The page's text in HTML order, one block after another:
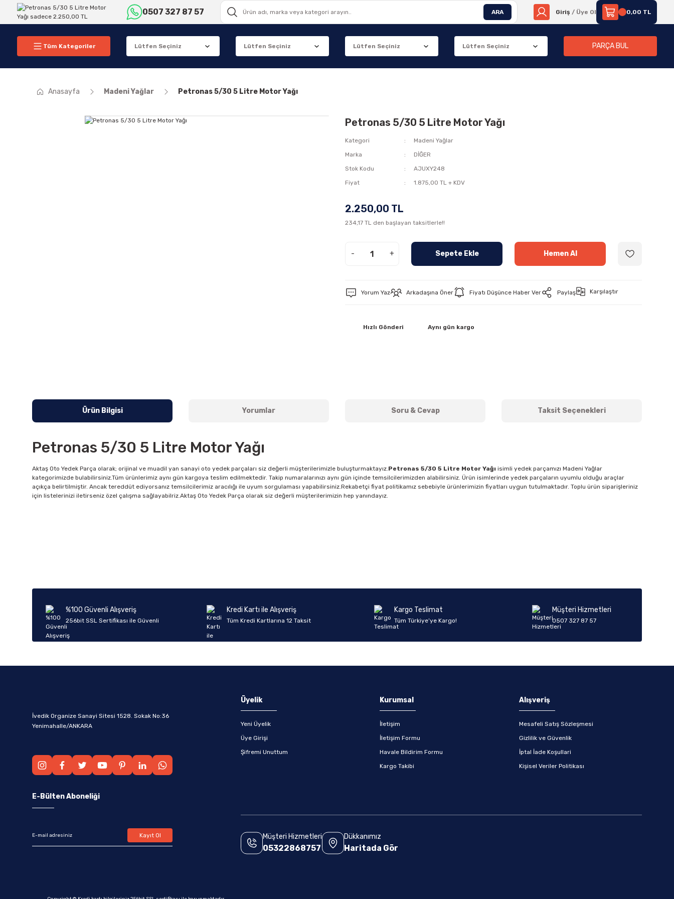
0507 327 87 57 ARA Giriş / Üye Ol 0,00 TL
Tüm Kategoriler PARÇA BUL
Anasayfa Madeni Yağlar Petronas 5/30 5 Litre Motor Yağı
Petronas 5/30 5 Litre Motor Yağı
Kategori
Madeni Yağlar
Marka
DİĞER
Stok Kodu
AJUXY248
Fiyat
1.875,00 TL + KDV
2.250,00 TL
234,17 TL den başlayan taksitlerle!!
- + Sepete Ekle Hemen Al
Yorum Yaz Arkadaşına Öner Fiyatı Düşünce Haber Ver Paylaş Karşılaştır
Hızlı Gönderi Aynı gün kargo
Ürün Bilgisi Yorumlar Soru & Cevap Taksit Seçenekleri
Petronas 5/30 5 Litre Motor Yağı
Aktaş Oto Yedek Parça olarak; orijinal ve muadil yan sanayi oto yedek parçaları siz değerli müşterilerimizle buluşturmaktayız.Petronas 5/30 5 Litre Motor Yağı isimli yedek parçamızı Madeni Yağlar
kategorimizde bulabilirsiniz.Tüm ürünlerimiz aynı gün kargoya teslim edilmektedir. Takip numaralarınızı aynı gün içinde temsilcilerimizden alabilirsiniz. Ürün isimlerinde yedek parçaların uyumlu olduğu araçlar
açıkça belirtilmiştir. Ancak tereddüt ediyorsanız temsilcilerimiz aracılığı ile uyum sorgulaması yapabilirsiniz.Rekabetçi fiyat politikamız sebebiyle ürünlerimizin fiyatları uygun tutulmaktadır. Toplu ürün siparişleriniz
için listelerinizi iletirseniz özel çalışma sağlayabilriz.Aktaş Oto Yedek Parça olarak siz değerli müşterilerimizin hep yanındayız.
%100 Güvenli Alışveriş
256bit SSL Sertifikası ile Güvenli
Kredi Kartı ile Alışveriş
Tüm Kredi Kartlarına 12 Taksit
Kargo Teslimat
Tüm Türkiye’ye Kargo!
Müşteri Hizmetleri
0507 327 87 57
İvedik Organize Sanayi Sitesi 1528. Sokak No:36
Yenimahalle/ANKARA
Üyelik
Yeni Üyelik
Üye Girişi
Şifremi Unuttum
Kurumsal
İletişim
İletişim Formu
Havale Bildirim Formu
Kargo Takibi
Alışveriş
Mesafeli Satış Sözleşmesi
Gizlilik ve Güvenlik
İptal İade Koşullari
Kişisel Veriler Politikası
E-Bülten Aboneliği
Kayıt Ol Müşteri Hizmetleri
05322868757
Dükkanımız
Haritada Gör